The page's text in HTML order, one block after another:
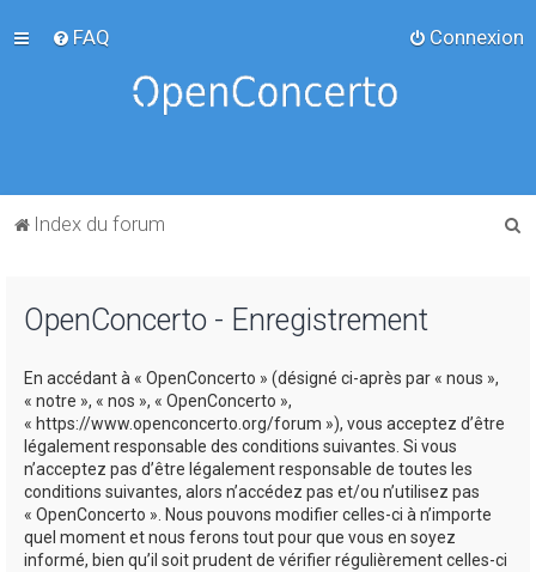
FAQ Connexion
Index du forum
OpenConcerto - Enregistrement
En accédant à « OpenConcerto » (désigné ci-après par « nous »,
« notre », « nos », « OpenConcerto »,
« https://www.openconcerto.org/forum »), vous acceptez d’être
légalement responsable des conditions suivantes. Si vous
n’acceptez pas d’être légalement responsable de toutes les
conditions suivantes, alors n’accédez pas et/ou n’utilisez pas
« OpenConcerto ». Nous pouvons modifier celles-ci à n’importe
quel moment et nous ferons tout pour que vous en soyez
informé, bien qu’il soit prudent de vérifier régulièrement celles-ci